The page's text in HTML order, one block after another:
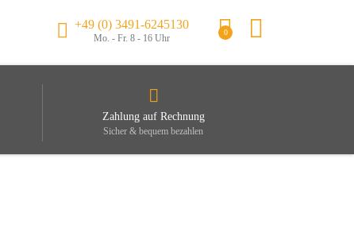
+49 (0) 3491-6245130
Mo. - Fr. 8 - 16 Uhr
0
Zahlung auf Rechnung
Sicher & bequem bezahlen